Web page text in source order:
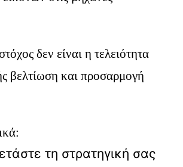
δεν είναι η τελειότητα
βελτίωση και προσαρμογή
τη στρατηγική σας